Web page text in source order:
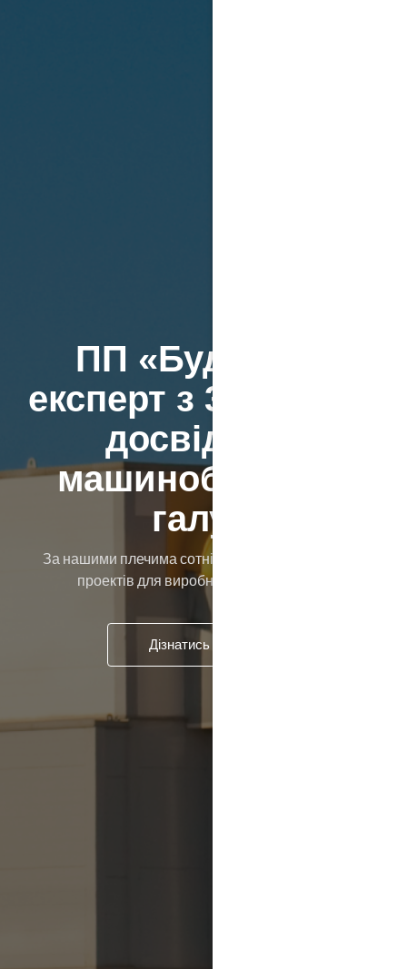
ПП «Буд маш»
експерт з 32 річним
досвідом у
машинобудівній
галузі
За нашими плечима сотні успішно реалізованих
проектів для виробничих підприємств
Дізнатись більше